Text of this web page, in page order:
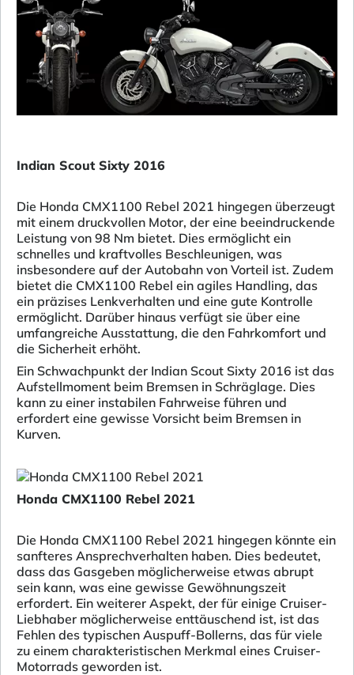
Indian Scout Sixty 2016
Die Honda CMX1100 Rebel 2021 hingegen überzeugt
mit einem druckvollen Motor, der eine beeindruckende
Leistung von 98 Nm bietet. Dies ermöglicht ein
schnelles und kraftvolles Beschleunigen, was
insbesondere auf der Autobahn von Vorteil ist. Zudem
bietet die CMX1100 Rebel ein agiles Handling, das
ein präzises Lenkverhalten und eine gute Kontrolle
ermöglicht. Darüber hinaus verfügt sie über eine
umfangreiche Ausstattung, die den Fahrkomfort und
die Sicherheit erhöht.
Ein Schwachpunkt der Indian Scout Sixty 2016 ist das
Aufstellmoment beim Bremsen in Schräglage. Dies
kann zu einer instabilen Fahrweise führen und
erfordert eine gewisse Vorsicht beim Bremsen in
Kurven.
Honda CMX1100 Rebel 2021
Die Honda CMX1100 Rebel 2021 hingegen könnte ein
sanfteres Ansprechverhalten haben. Dies bedeutet,
dass das Gasgeben möglicherweise etwas abrupt
sein kann, was eine gewisse Gewöhnungszeit
erfordert. Ein weiterer Aspekt, der für einige Cruiser-
Liebhaber möglicherweise enttäuschend ist, ist das
Fehlen des typischen Auspuff-Bollerns, das für viele
zu einem charakteristischen Merkmal eines Cruiser-
Motorrads geworden ist.